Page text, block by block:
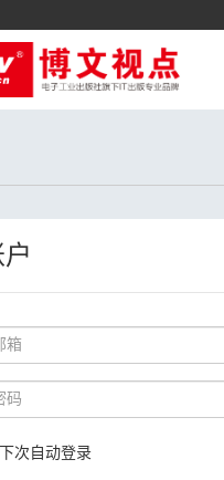
下次自动登录